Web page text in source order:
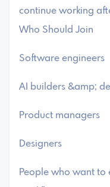
continue working
Who Should Join
​Software engineers
​AI builders &amp;
​Product managers
​Designers
​People who want